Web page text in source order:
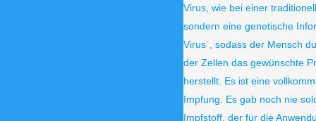
Virus, wie bei einer
sondern eine genetische
Virus`, sodass der Mensch
der Zellen das gewünschte
herstellt. Es ist eine
Impfung. Es gab noch nie
Impfstoff, der für die